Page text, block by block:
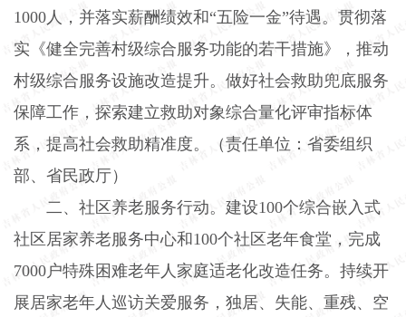
1000 人，并落实薪酬绩效和“五险一金”待遇。贯彻落
实《健全完善村级综合服务功能的若干措施》，推动
村级综合服务设施改造提升。做好社会救助兜底服务
保障工作，探索建立救助对象综合量化评审指标体
系，提高社会救助精准度。（责任单位：省委组织
部、省民政厅）
二、社区养老服务行动。 建设100个综合嵌入式
社区居家养老服务中心和100个社区老年食堂，完成
7000 户特殊困难老年人家庭适老化改造任务。持续开
展居家老年人巡访关爱服务，独居、失能、重残、空